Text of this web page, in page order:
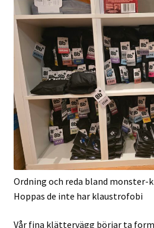
Ordning och reda bland monster-
Hoppas de inte har klaustrofobi
Vår fina klättervägg börjar ta